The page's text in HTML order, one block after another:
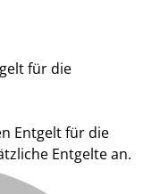
für die
Entgelt für die
Entgelte an.